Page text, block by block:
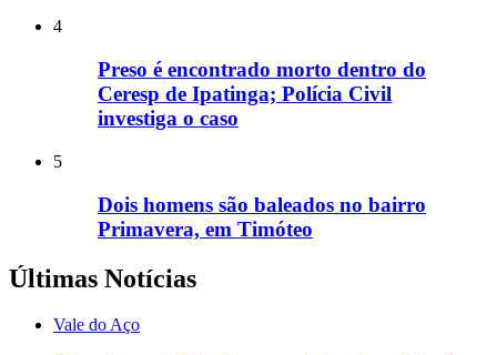
4
Preso é encontrado morto dentro do
Ceresp de Ipatinga; Polícia Civil
investiga o caso
5
Dois homens são baleados no bairro
Primavera, em Timóteo
Últimas Notícias
Vale do Aço